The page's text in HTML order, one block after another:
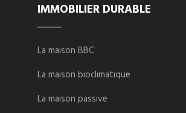
IMMOBILIER DURABLE
La maison BBC
La maison bioclimatique
La maison passive